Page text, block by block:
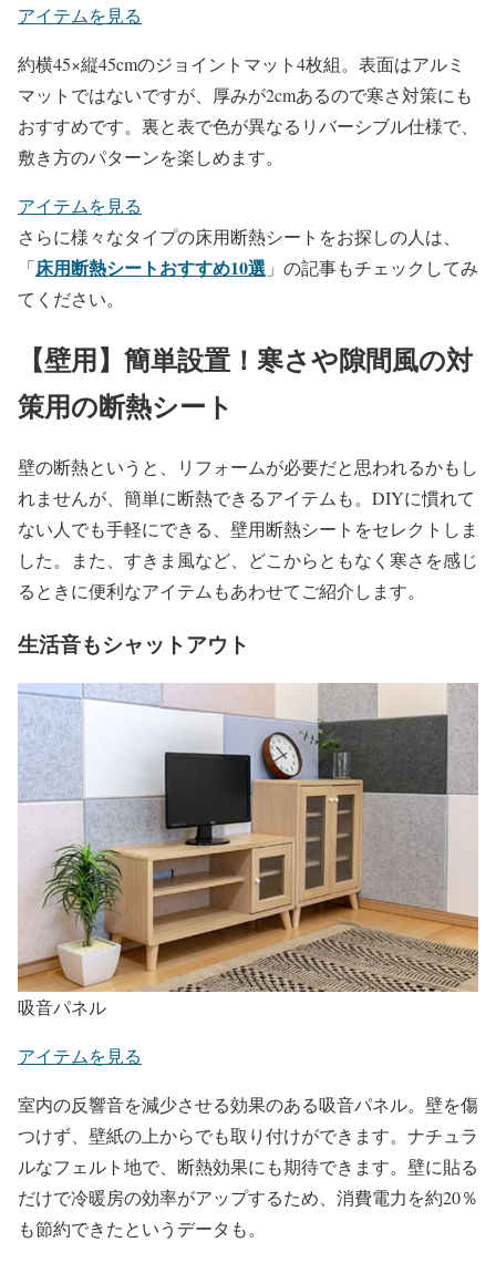
アイテムを見る
約横45×縦45cmのジョイントマット4枚組。表面はアルミ
マットではないですが、厚みが2cmあるので寒さ対策にも
おすすめです。裏と表で色が異なるリバーシブル仕様で、
敷き方のパターンを楽しめます。
アイテムを見る
さらに様々なタイプの床用断熱シートをお探しの人は、
「床用断熱シートおすすめ10選 」の記事もチェックしてみ
てください。
【壁用】簡単設置！寒さや隙間風の対
策用の断熱シート
壁の断熱というと、リフォームが必要だと思われるかもし
れませんが、簡単に断熱できるアイテムも。DIYに慣れて
ない人でも手軽にできる、壁用断熱シートをセレクトしま
した。また、すきま風など、どこからともなく寒さを感じ
るときに便利なアイテムもあわせてご紹介します。
生活音もシャットアウト
吸音パネル
アイテムを見る
室内の反響音を減少させる効果のある吸音パネル。壁を傷
つけず、壁紙の上からでも取り付けができます。ナチュラ
ルなフェルト地で、断熱効果にも期待できます。壁に貼る
だけで冷暖房の効率がアップするため、消費電力を約20％
も節約できたというデータも。